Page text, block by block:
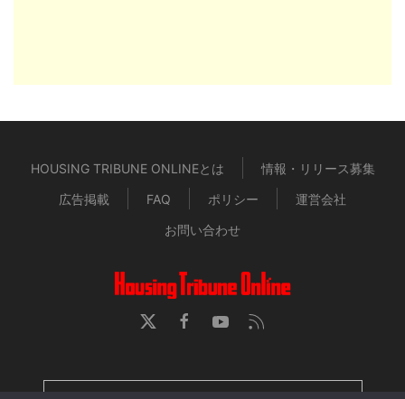
HOUSING TRIBUNE ONLINEとは
情報・リリース募集
広告掲載
FAQ ポリシー
運営会社
お問い合わせ